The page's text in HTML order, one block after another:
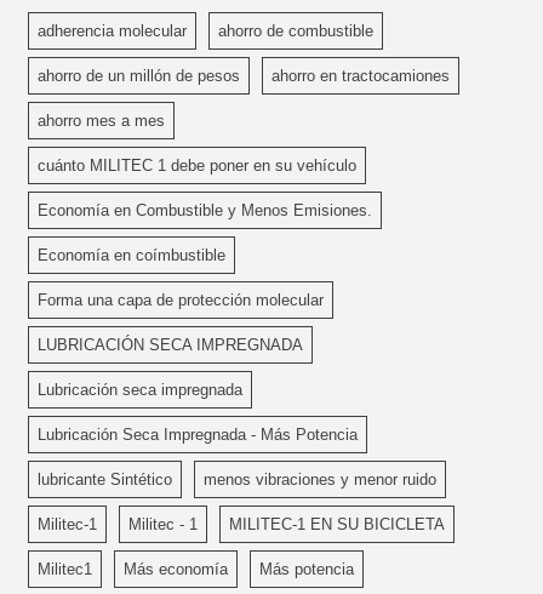
adherencia molecular ahorro de combustible
ahorro de un millón de pesos ahorro en tractocamiones
ahorro mes a mes
cuánto MILITEC 1 debe poner en su vehículo
Economía en Combustible y Menos Emisiones.
Economía en coímbustible
Forma una capa de protección molecular
LUBRICACIÓN SECA IMPREGNADA
Lubricación seca impregnada
Lubricación Seca Impregnada - Más Potencia
lubricante Sintético menos vibraciones y menor ruido
Militec-1 Militec - 1 MILITEC-1 EN SU BICICLETA
Militec1 Más economía Más potencia